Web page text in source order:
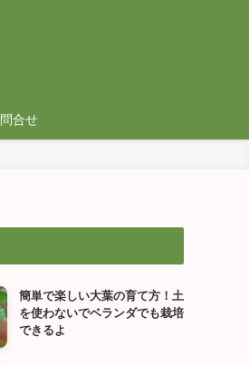
問合せ
簡単で楽しい大葉の育て方！土
を使わないでベランダでも栽培
できるよ